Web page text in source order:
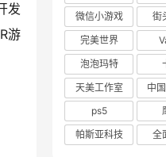
发
游
微信小游戏
街
完美世界
泡泡玛特
天美工作室
ps5
帕斯亚科技
全